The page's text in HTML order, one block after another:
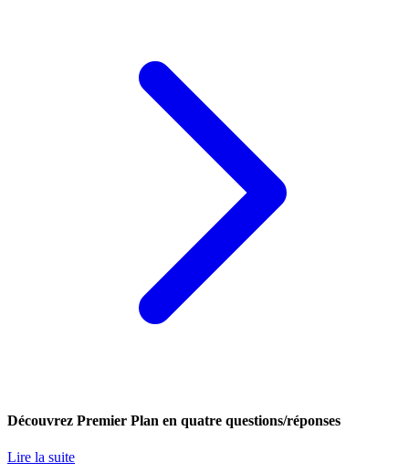
Découvrez Premier Plan en quatre questions/réponses
Lire la suite